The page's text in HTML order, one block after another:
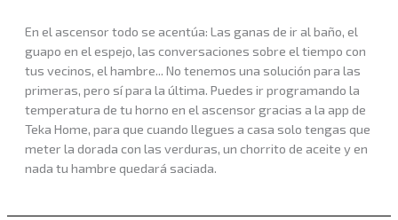
En el ascensor todo se acentúa: Las ganas de ir al baño, el
guapo en el espejo, las conversaciones sobre el tiempo con
tus vecinos, el hambre... No tenemos una solución para las
primeras, pero sí para la última. Puedes ir programando la
temperatura de tu horno en el ascensor gracias a la app de
Teka Home, para que cuando llegues a casa solo tengas que
meter la dorada con las verduras, un chorrito de aceite y en
nada tu hambre quedará saciada.